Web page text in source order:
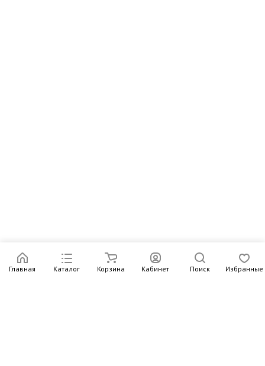
Главная Каталог Корзина Кабинет Поиск Избранные